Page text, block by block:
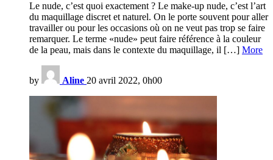
Le nude, c’est quoi exactement ? Le make-up nude, c’est l’art
du maquillage discret et naturel. On le porte souvent pour aller
travailler ou pour les occasions où on ne veut pas trop se faire
remarquer. Le terme «nude» peut faire référence à la couleur
de la peau, mais dans le contexte du maquillage, il […] More
by Aline 20 avril 2022, 0h00